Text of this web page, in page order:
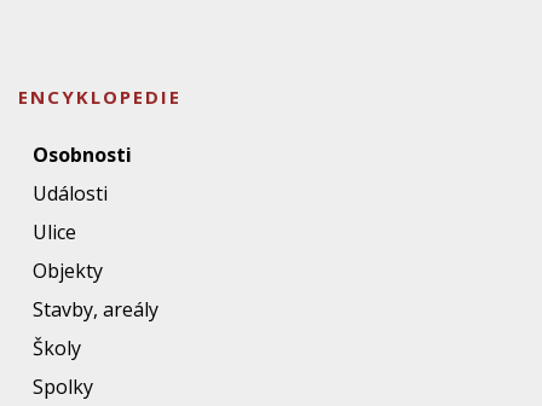
ENCYKLOPEDIE
Osobnosti
Události
Ulice
Objekty
Stavby, areály
Školy
Spolky